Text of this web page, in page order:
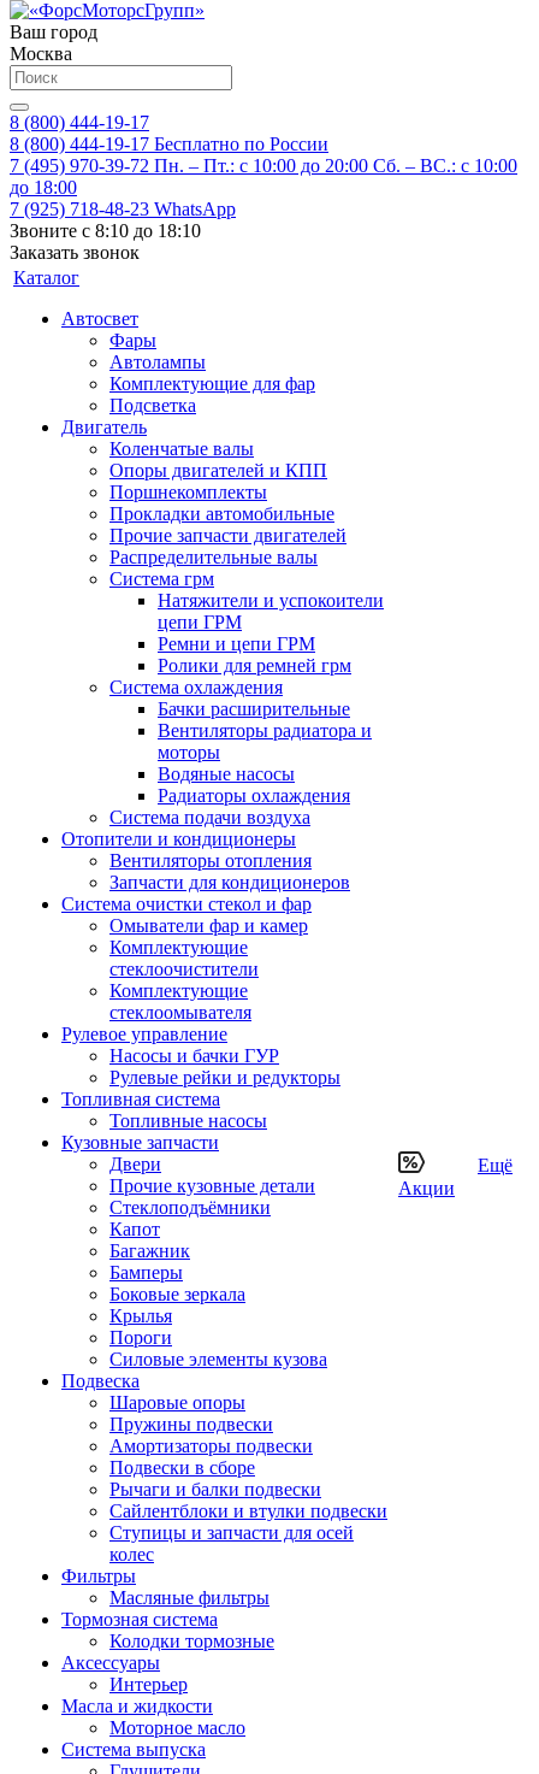
Ваш город
Москва
8 (800) 444-19-17
8 (800) 444-19-17 Бесплатно по России
7 (495) 970-39-72 Пн. – Пт.: с 10:00 до 20:00 Сб. – ВС.: c 10:00
до 18:00
7 (925) 718-48-23 WhatsApp
Звоните с 8:10 до 18:10
Заказать звонок
Каталог
Автосвет
Фары
Автолампы
Комплектующие для фар
Подсветка
Двигатель
Коленчатые валы
Опоры двигателей и КПП
Поршнекомплекты
Прокладки автомобильные
Прочие запчасти двигателей
Распределительные валы
Система грм
Натяжители и успокоители
цепи ГРМ
Ремни и цепи ГРМ
Ролики для ремней грм
Система охлаждения
Бачки расширительные
Вентиляторы радиатора и
моторы
Водяные насосы
Радиаторы охлаждения
Система подачи воздуха
Отопители и кондиционеры
Вентиляторы отопления
Запчасти для кондиционеров
Система очистки стекол и фар
Омыватели фар и камер
Комплектующие
стеклоочистители
Комплектующие
стеклоомывателя
Рулевое управление
Насосы и бачки ГУР
Рулевые рейки и редукторы
Топливная система
Топливные насосы
Кузовные запчасти
Двери
Прочие кузовные детали
Стеклоподъёмники
Капот
Багажник
Бамперы
Боковые зеркала
Крылья
Пороги
Силовые элементы кузова
Подвеска
Шаровые опоры
Пружины подвески
Амортизаторы подвески
Подвески в сборе
Рычаги и балки подвески
Сайлентблоки и втулки подвески
Ступицы и запчасти для осей
колес
Фильтры
Масляные фильтры
Тормозная система
Колодки тормозные
Аксессуары
Интерьер
Масла и жидкости
Моторное масло
Система выпуска
Акции
Ещё